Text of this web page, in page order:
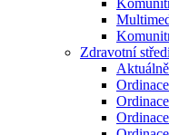
Zdravotní
Aktuálně